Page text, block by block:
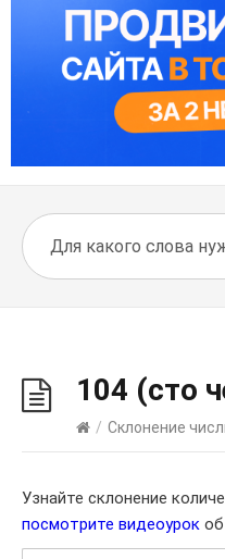
104 (сто
/ Склонение
Узнайте склонение
посмотрите видеоурок